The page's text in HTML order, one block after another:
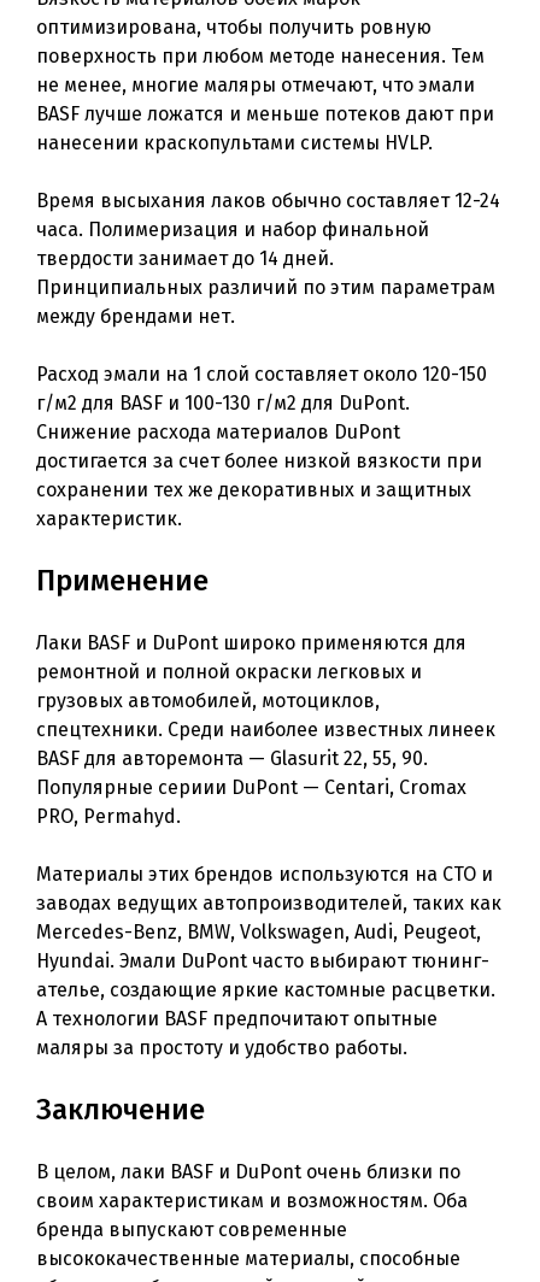
оптимизирована, чтобы получить ровную
поверхность при любом методе нанесения. Тем
не менее, многие маляры отмечают, что эмали
BASF лучше ложатся и меньше потеков дают при
нанесении краскопультами системы HVLP.
Время высыхания лаков обычно составляет 12-24
часа. Полимеризация и набор финальной
твердости занимает до 14 дней.
Принципиальных различий по этим параметрам
между брендами нет.
Расход эмали на 1 слой составляет около 120-150
г/м2 для BASF и 100-130 г/м2 для DuPont.
Снижение расхода материалов DuPont
достигается за счет более низкой вязкости при
сохранении тех же декоративных и защитных
характеристик.
Применение
Лаки BASF и DuPont широко применяются для
ремонтной и полной окраски легковых и
грузовых автомобилей, мотоциклов,
спецтехники. Среди наиболее известных линеек
BASF для авторемонта — Glasurit 22, 55, 90.
Популярные сериии DuPont — Centari, Cromax
PRO, Permahyd.
Материалы этих брендов используются на СТО и
заводах ведущих автопроизводителей, таких как
Mercedes-Benz, BMW, Volkswagen, Audi, Peugeot,
Hyundai. Эмали DuPont часто выбирают тюнинг-
ателье, создающие яркие кастомные расцветки.
А технологии BASF предпочитают опытные
маляры за простоту и удобство работы.
Заключение
В целом, лаки BASF и DuPont очень близки по
своим характеристикам и возможностям. Оба
бренда выпускают современные
высококачественные материалы, способные